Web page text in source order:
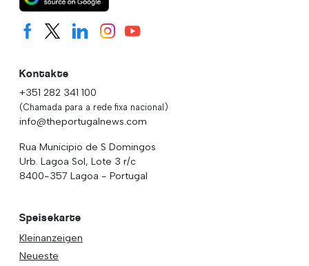
Kontakte
+351 282 341 100
(Chamada para a rede fixa nacional)
info@theportugalnews.com
Rua Municipio de S Domingos
Urb. Lagoa Sol, Lote 3 r/c
8400-357 Lagoa - Portugal
Speisekarte
Kleinanzeigen
Neueste